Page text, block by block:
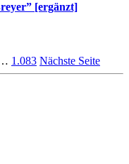
[ergänzt]
1.083 Nächste Seite